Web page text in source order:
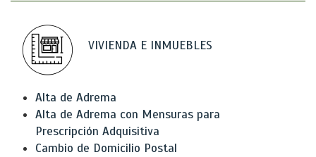
VIVIENDA E INMUEBLES
Alta de Adrema
Alta de Adrema con Mensuras para
Prescripción Adquisitiva
Cambio de Domicilio Postal